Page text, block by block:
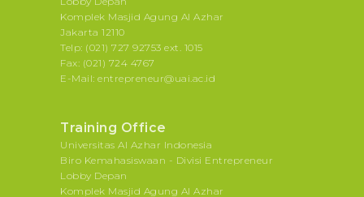
Komplek Masjid Agung Al Azhar
Jakarta 12110
Telp: (021) 727 92753 ext. 1015
Fax: (021) 724 4767
E-Mail: entrepreneur@uai.ac.id
Training Office
Universitas Al Azhar Indonesia
Biro Kemahasiswaan - Divisi Entrepreneur
Lobby Depan
Komplek Masjid Agung Al Azhar